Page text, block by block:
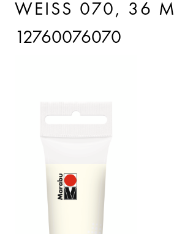
WEISS 070, 36 ML
12760076070